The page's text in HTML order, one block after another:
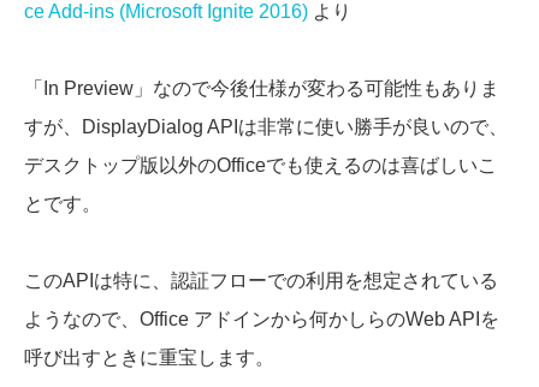
ce Add-ins (Microsoft Ignite 2016) より
「In Preview」なので今後仕様が変わる可能性もありま
すが、DisplayDialog APIは非常に使い勝手が良いので、
デスクトップ版以外のOfficeでも使えるのは喜ばしいこ
とです。
このAPIは特に、認証フローでの利用を想定されている
ようなので、Office アドインから何かしらのWeb APIを
呼び出すときに重宝します。